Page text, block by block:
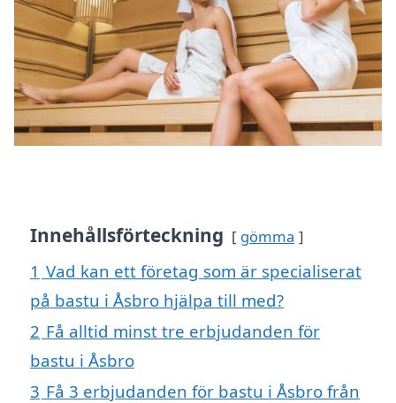
Innehållsförteckning gömma
1 Vad kan ett företag som är specialiserat
på bastu i Åsbro hjälpa till med?
2 Få alltid minst tre erbjudanden för
bastu i Åsbro
3 Få 3 erbjudanden för bastu i Åsbro från